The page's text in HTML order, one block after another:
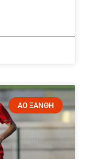
ΑΟ ΞΑΝΘΗ